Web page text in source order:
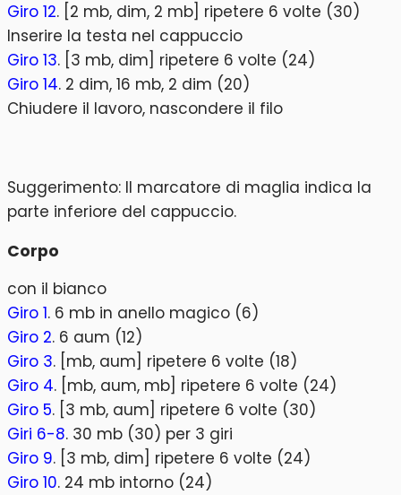
Giro 12. [2 mb, dim, 2 mb] ripetere 6 volte (30)
Inserire la testa nel cappuccio
Giro 13. [3 mb, dim] ripetere 6 volte (24)
Giro 14. 2 dim, 16 mb, 2 dim (20)
Chiudere il lavoro, nascondere il filo
Suggerimento: Il marcatore di maglia indica la
parte inferiore del cappuccio.
Corpo
con il bianco
Giro 1. 6 mb in anello magico (6)
Giro 2. 6 aum (12)
Giro 3. [mb, aum] ripetere 6 volte (18)
Giro 4. [mb, aum, mb] ripetere 6 volte (24)
Giro 5. [3 mb, aum] ripetere 6 volte (30)
Giri 6-8. 30 mb (30) per 3 giri
Giro 9. [3 mb, dim] ripetere 6 volte (24)
Giro 10. 24 mb intorno (24)